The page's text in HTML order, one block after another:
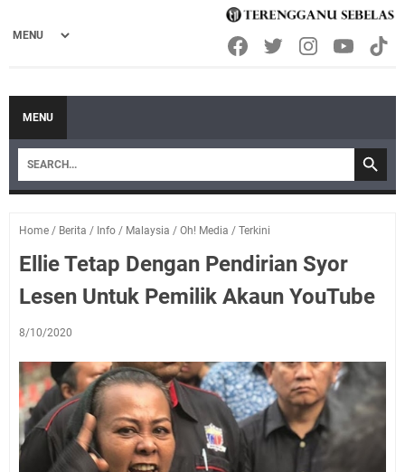
MENU
Home / Berita / Info / Malaysia / Oh! Media / Terkini
Ellie Tetap Dengan Pendirian Syor
Lesen Untuk Pemilik Akaun YouTube
8/10/2020